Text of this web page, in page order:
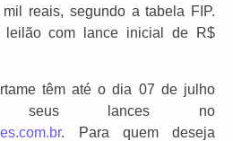
reais, segundo a tabela FIP.
leilão com lance inicial de R$
têm até o dia 07 de julho
seus lances no
. Para quem deseja